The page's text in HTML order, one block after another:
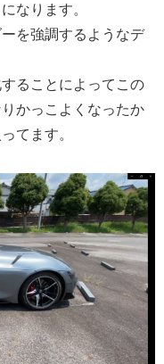
なります。
を強調するようなデ
ることによってこの
かっこよくなったか
てます。